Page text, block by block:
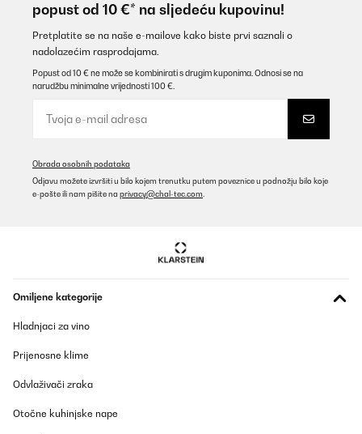
popust od 10 €* na sljedeću kupovinu!
Pretplatite se na naše e-mailove kako biste prvi saznali o
nadolazećim rasprodajama.
Popust od 10 € ne može se kombinirati s drugim kuponima. Odnosi se na
narudžbu minimalne vrijednosti 100 €.
Obrada osobnih podataka
Odjavu možete izvršiti u bilo kojem trenutku putem poveznice u podnožju bilo koje
e-pošte ili nam pišite na privacy@chal-tec.com
Omiljene kategorije
Hladnjaci za vino
Prijenosne klime
Odvlaživači zraka
Otočne kuhinjske nape